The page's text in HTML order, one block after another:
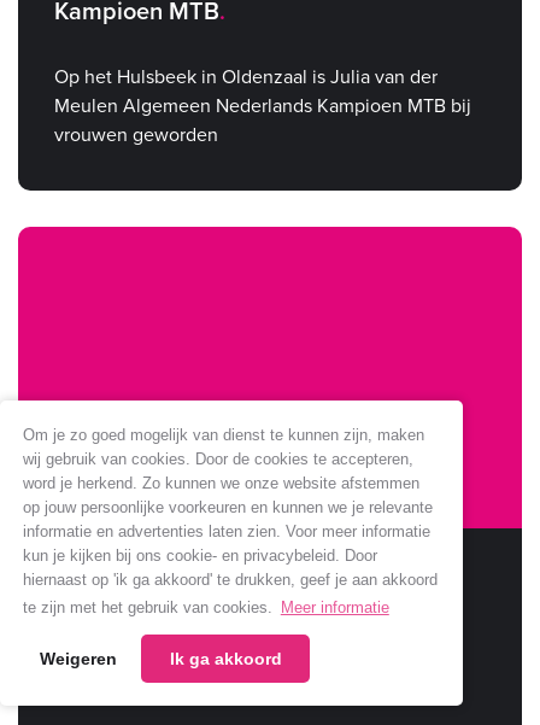
Om je zo goed mogelijk van dienst te kunnen zijn, maken
wij gebruik van cookies. Door de cookies te accepteren,
word je herkend. Zo kunnen we onze website afstemmen
op jouw persoonlijke voorkeuren en kunnen we je relevante
informatie en advertenties laten zien. Voor meer informatie
kun je kijken bij ons cookie- en privacybeleid. Door
hiernaast op 'ik ga akkoord' te drukken, geef je aan akkoord
te zijn met het gebruik van cookies.
Meer informatie
Weigeren Ik ga akkoord
Kampioen MTB
Op het Hulsbeek in Oldenzaal is Julia van der
Meulen Algemeen Nederlands Kampioen MTB bij
vrouwen geworden
Sponsoring Jumbo verlengt
Jumbo verlengt samenwerking met onze club.